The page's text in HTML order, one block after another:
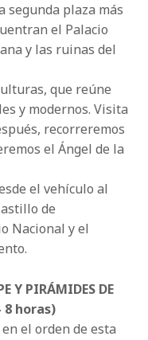
segunda plaza más
el Palacio
y las ruinas del
que reúne
y modernos. Visita
recorreremos
el Ángel de la
el vehículo al
de
Nacional y el
Y PIRÁMIDES DE
8 horas)
el orden de esta